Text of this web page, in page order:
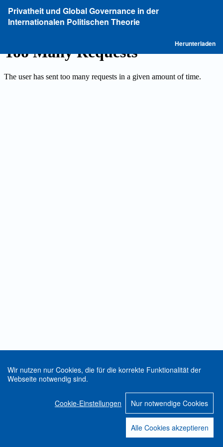
Wir nutzen nur Cookies, die für die korrekte Funktionalität der
Webseite notwendig sind.
Cookie-Einstellungen Nur notwendige Cookies
Alle Cookies akzeptieren
Artikeldetails
zurückkehren
Privatheit und Global Governance in der
Internationalen Politischen Theorie
Herunterladen